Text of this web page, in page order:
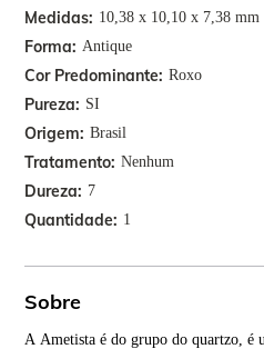
Medidas 10,38 x 10,10 x 7,38 mm
Forma Antique
Cor Predominante Roxo
Pureza SI
Origem Brasil
Tratamento Nenhum
Dureza 7
Quantidade 1
Sobre
A Ametista é do grupo do quartzo, é